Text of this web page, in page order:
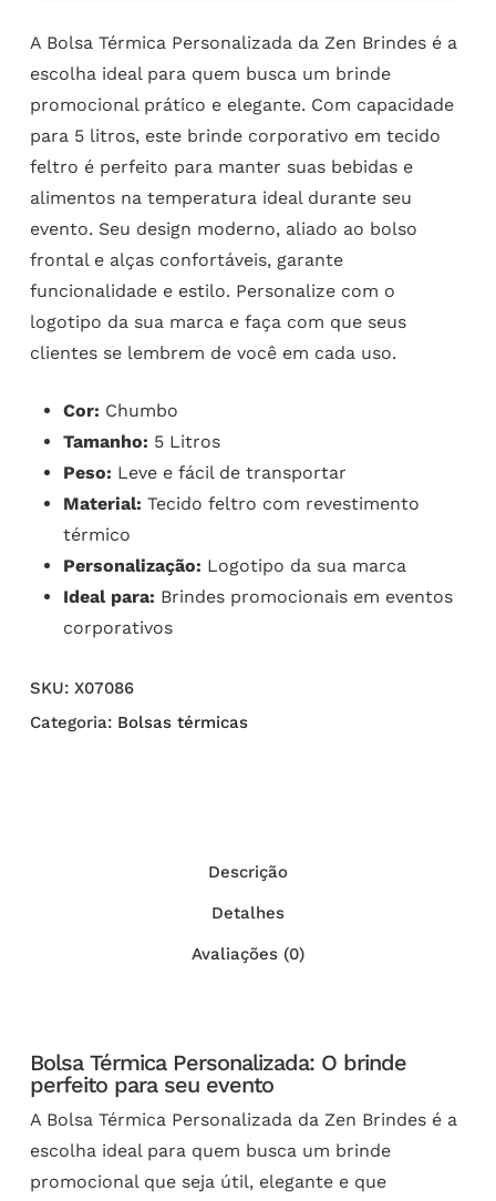
A Bolsa Térmica Personalizada da Zen Brindes é a
escolha ideal para quem busca um brinde
promocional prático e elegante. Com capacidade
para 5 litros, este brinde corporativo em tecido
feltro é perfeito para manter suas bebidas e
alimentos na temperatura ideal durante seu
evento. Seu design moderno, aliado ao bolso
frontal e alças confortáveis, garante
funcionalidade e estilo. Personalize com o
logotipo da sua marca e faça com que seus
clientes se lembrem de você em cada uso.
Cor: Chumbo
Tamanho: 5 Litros
Peso: Leve e fácil de transportar
Material: Tecido feltro com revestimento
térmico
Personalização: Logotipo da sua marca
Ideal para: Brindes promocionais em eventos
corporativos
SKU: X07086
Categoria: Bolsas térmicas
Descrição
Detalhes
Avaliações (0)
Bolsa Térmica Personalizada: O brinde
perfeito para seu evento
A Bolsa Térmica Personalizada da Zen Brindes é a
escolha ideal para quem busca um brinde
promocional que seja útil, elegante e que